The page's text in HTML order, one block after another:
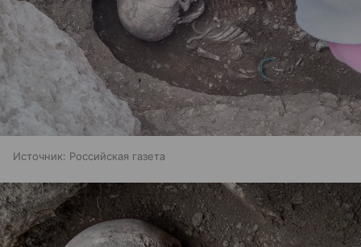
Источник: Российская газета